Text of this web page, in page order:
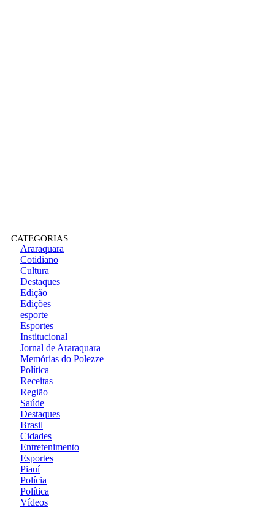
CATEGORIAS
Araraquara
Cotidiano
Cultura
Destaques
Edição
Edições
esporte
Esportes
Institucional
Jornal de Araraquara
Memórias do Polezze
Política
Receitas
Região
Saúde
Destaques
Brasil
Cidades
Entretenimento
Esportes
Piauí
Polícia
Política
Vídeos